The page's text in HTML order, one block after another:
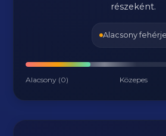
részeként.
Alacsony fehérje
Alacsony (0) Közepes